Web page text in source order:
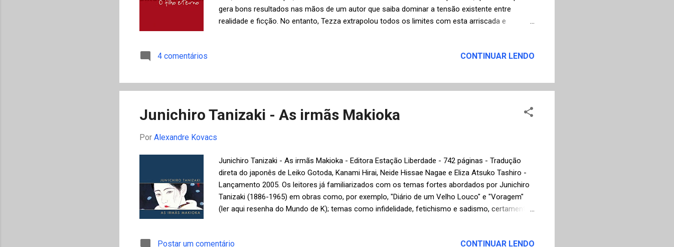
gera bons resultados nas mãos de um autor que saiba dominar a tensão existente entre
realidade e ficção. No entanto, Tezza extrapolou todos os limites com esta arriscada e
Literatura, além de ter sido traduzido em vários idiomas. O romance, narrado em terceira
escrita de seus primeiros livros, as realizações e frustrações da carreira literária, a vida como
imigrante ilegal na Europa e, principalmente, sua experiência com o filho, portador de sídrome ...
4 comentários CONTINUAR LENDO
Junichiro Tanizaki - As irmãs Makioka
Por Alexandre Kovacs
Junichiro Tanizaki - As irmãs Makioka - Editora Estação Liberdade - 742 páginas - Tradução
direta do japonês de Leiko Gotoda, Kanami Hirai, Neide Hissae Nagae e Eliza Atsuko Tashiro -
Lançamento 2005. Os leitores já familiarizados com os temas fortes abordados por Junichiro
Tanizaki (1886-1965) em obras como, por exemplo, "Diário de um Velho Louco" e "Voragem"
(ler aqui resenha do Mundo de K); temas como infidelidade, fetichismo e sadismo, certamente
destacar que nem sempre as quatro irmãs Makioka: Tsuruko, Sachiko, Yukiko e Taeko,
Postar um comentário CONTINUAR LENDO